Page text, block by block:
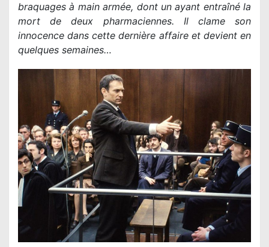
braquages à main armée, dont un ayant entraîné la
mort de deux pharmaciennes. Il clame son
innocence dans cette dernière affaire et devient en
quelques semaines…